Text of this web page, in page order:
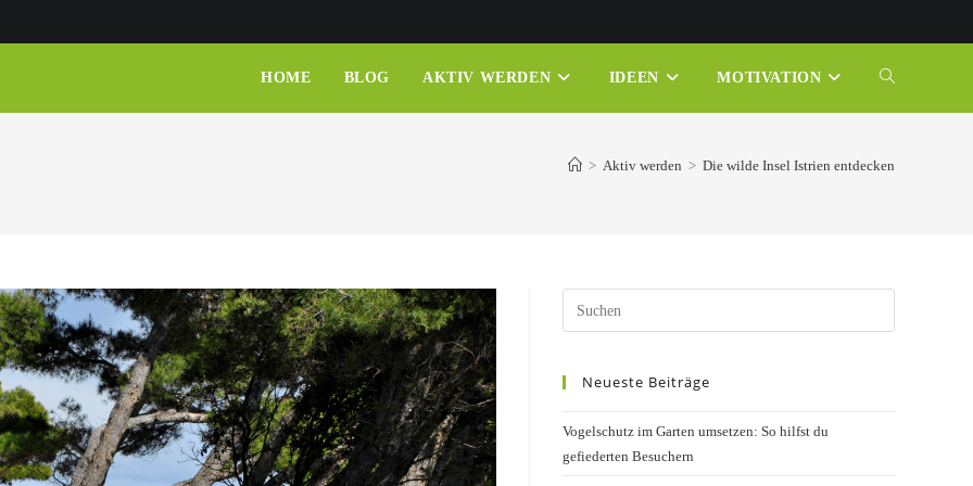
HOME BLOG AKTIV WERDEN IDEEN MOTIVATION WEBSITE-
> Aktiv werden > Die wilde Insel Istrien entdecken
Escape
Neueste Beiträge
Vogelschutz im Garten umsetzen: So hilfst du
gefiederten Besuchern